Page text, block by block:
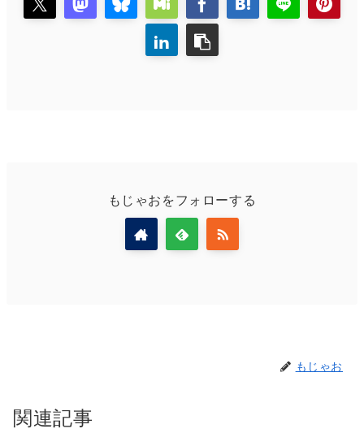
もじゃおをフォローする
もじゃお
関連記事